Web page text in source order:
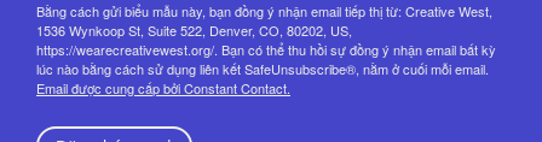
Bằng cách gửi biểu mẫu này, bạn đồng ý nhận email tiếp thị từ: Creative West,
1536 Wynkoop St, Suite 522, Denver, CO, 80202, US,
https://wearecreativewest.org/. Bạn có thể thu hồi sự đồng ý nhận email bất kỳ
lúc nào bằng cách sử dụng liên kết SafeUnsubscribe®, nằm ở cuối mỗi email.
Email được cung cấp bởi Constant Contact.